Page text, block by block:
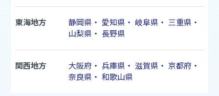
東海地方 静岡県 ・ 愛知県 ・ 岐阜県 ・ 三重県 ・
山梨県 ・ 長野県
関西地方 大阪府 ・ 兵庫県 ・ 滋賀県 ・ 京都府 ・
奈良県 ・ 和歌山県